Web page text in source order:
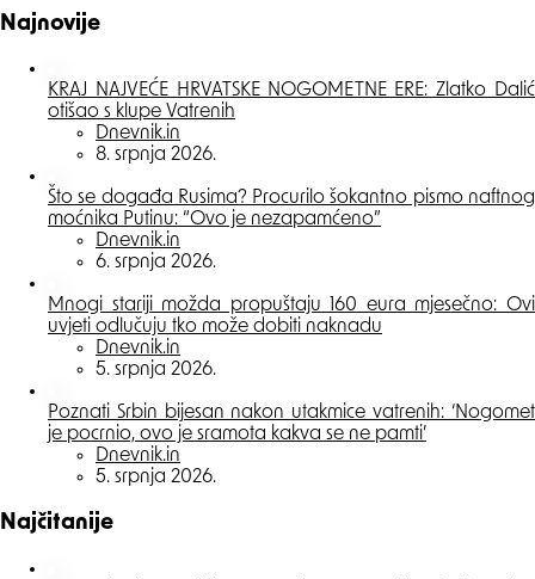
Najnovije
KRAJ NAJVEĆE HRVATSKE NOGOMETNE ERE: Zlatko Dalić
otišao s klupe Vatrenih
Posted
Dnevnik.in
8. srpnja 2026.
Što se događa Rusima? Procurilo šokantno pismo naftnog
moćnika Putinu: “Ovo je nezapamćeno”
Posted
Dnevnik.in
6. srpnja 2026.
Mnogi stariji možda propuštaju 160 eura mjesečno: Ovi
uvjeti odlučuju tko može dobiti naknadu
Posted
Dnevnik.in
5. srpnja 2026.
Poznati Srbin bijesan nakon utakmice vatrenih: ‘Nogomet
je pocrnio, ovo je sramota kakva se ne pamti’
Posted
Dnevnik.in
5. srpnja 2026.
Najčitanije